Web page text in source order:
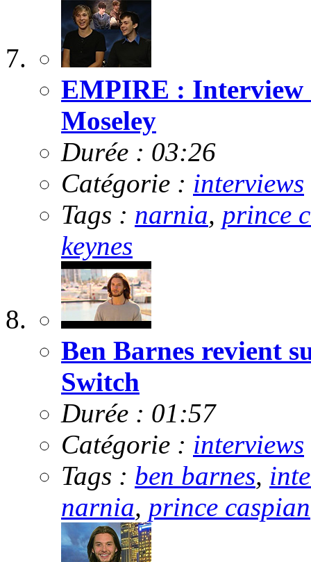
EMPIRE : Interview
Moseley
Durée : 03:26
Catégorie : interviews
Tags : narnia, prince
keynes
Ben Barnes revient
Switch
Durée : 01:57
Catégorie : interviews
Tags : ben barnes,
narnia, prince caspian